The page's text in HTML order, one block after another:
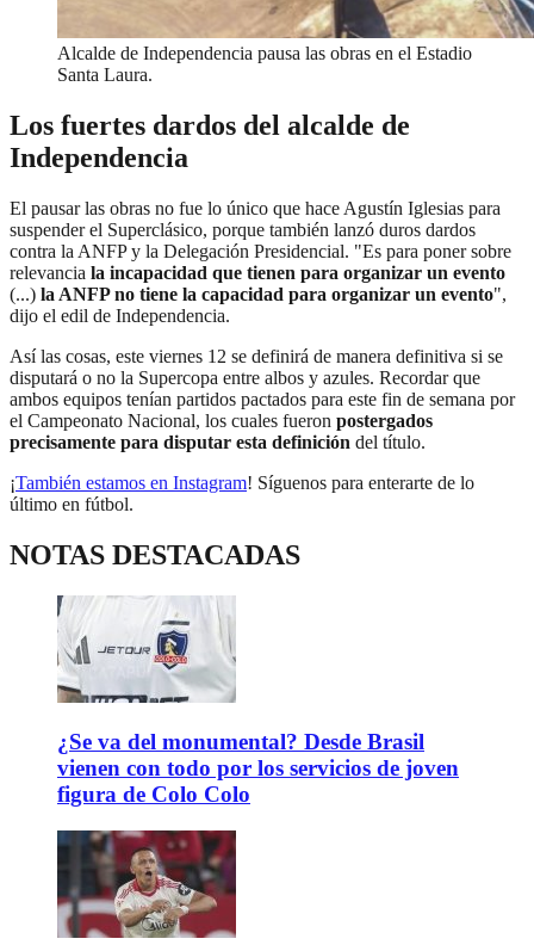
Alcalde de Independencia pausa las obras en el Estadio
Santa Laura.
Los fuertes dardos del alcalde de
Independencia
El pausar las obras no fue lo único que hace Agustín Iglesias para
suspender el Superclásico, porque también lanzó duros dardos
contra la ANFP y la Delegación Presidencial. "Es para poner sobre
relevancia la incapacidad que tienen para organizar un evento
(...) la ANFP no tiene la capacidad para organizar un evento",
dijo el edil de Independencia.
Así las cosas, este viernes 12 se definirá de manera definitiva si se
disputará o no la Supercopa entre albos y azules. Recordar que
ambos equipos tenían partidos pactados para este fin de semana por
el Campeonato Nacional, los cuales fueron postergados
precisamente para disputar esta definición del título.
¡También estamos en Instagram! Síguenos para enterarte de lo
último en fútbol.
NOTAS DESTACADAS
¿Se va del monumental? Desde Brasil
vienen con todo por los servicios de joven
figura de Colo Colo